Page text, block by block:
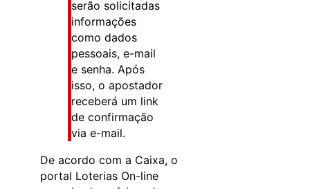
serão solicitadas
informações
como dados
pessoais, e-mail
e senha. Após
isso, o apostador
receberá um link
de confirmação
via e-mail.
De acordo com a Caixa, o
portal Loterias On-line